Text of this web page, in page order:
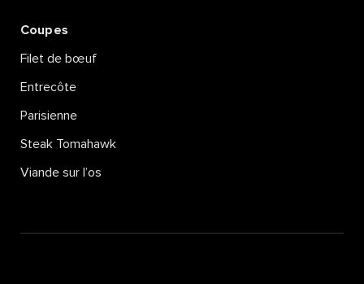
Coupes
Filet de bœuf
Entrecôte
Parisienne
Steak Tomahawk
Viande sur l’os